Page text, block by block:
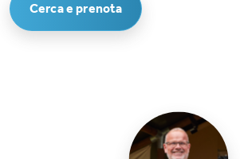
Cerca e prenota